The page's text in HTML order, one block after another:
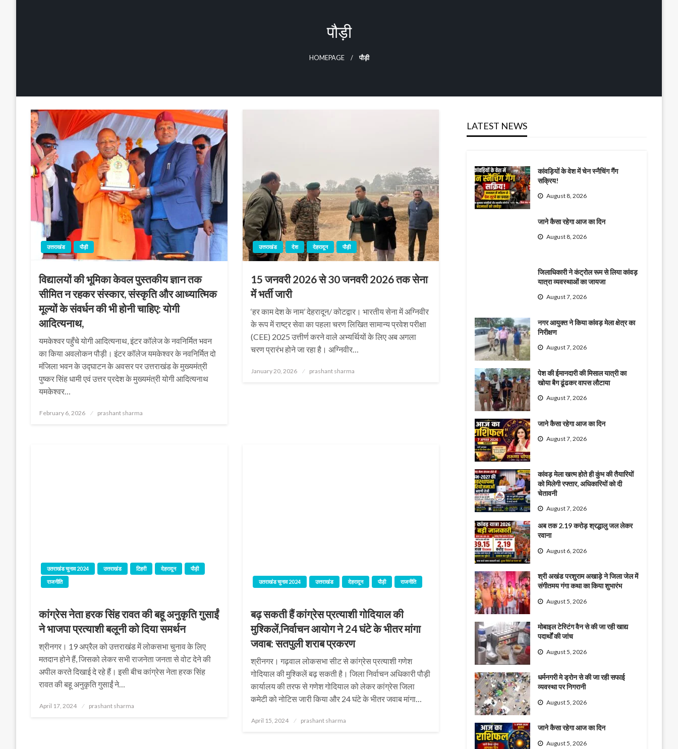
पौड़ी
HOMEPAGE पौड़ी
उत्तराखंड पौड़ी
विद्यालयों की भूमिका केवल पुस्तकीय ज्ञान तक
सीमित न रहकर संस्कार, संस्कृति और आध्यात्मिक
मूल्यों के संवर्धन की भी होनी चाहिए: योगी
आदित्यनाथ,
यमकेश्वर पहुँचे योगी आदित्यनाथ, इंटर कॉलेज के नवनिर्मित भवन
का किया अवलोकन पौड़ी। इंटर कॉलेज यमकेश्वर के नवनिर्मित दो
मंजिला भवन के उद्घाटन के अवसर पर उत्तराखंड के मुख्यमंत्री
पुष्कर सिंह धामी एवं उत्तर प्रदेश के मुख्यमंत्री योगी आदित्यनाथ
यमकेश्वर…
Posted
February 6, 2026 prashant sharma
उत्तराखंड देश देहरादून पौड़ी
15 जनवरी 2026 से 30 जनवरी 2026 तक सेना
में भर्ती जारी
‘हर काम देश के नाम’ देहरादून/ कोटद्वार। भारतीय सेना में अग्निवीर
के रूप में राष्ट्र सेवा का पहला चरण लिखित सामान्य प्रवेश परीक्षा
(CEE) 2025 उत्तीर्ण करने वाले अभ्यर्थियों के लिए अब अगला
चरण प्रारंभ होने जा रहा है। अग्निवीर…
Posted
January 20, 2026 prashant sharma
उतराखंड चुनाव 2024 उत्तराखंड टिहरी देहरादून
पौड़ी
राजनीति
कांग्रेस नेता हरक सिंह रावत की बहू अनुकृति गुसाईं
ने भाजपा प्रत्याशी बलूनी को दिया समर्थन
श्रीनगर। 19 अप्रैल को उत्तराखंड में लोकसभा चुनाव के लिए
मतदान होने हैं, जिसको लेकर सभी राजनेता जनता से वोट देने की
अपील करते दिखाई दे रहे हैं। इसी बीच कांग्रेस नेता हरक सिंह
रावत की बहू अनुकृति गुसाईं ने…
Posted
April 17, 2024 prashant sharma
उतराखंड चुनाव 2024 उत्तराखंड देहरादून पौड़ी राजनीति
बढ़ सकती हैं कांग्रेस प्रत्याशी गोदियाल की
मुश्किलें,निर्वाचन आयोग ने 24 घंटे के भीतर मांगा
जवाब: सतपुली शराब प्रकरण
श्रीनगर। गढ़वाल लोकसभा सीट से कांग्रेस प्रत्याशी गणेश
गोदियाल की मुश्किलें बढ़ सकती है। जिला निर्वाचन अधिकारी पौड़ी
कार्यालय की तरफ से गणेश गोदियाल को लेकर कांग्रेस जिला
कमेटी को नोटिस जारी किया और 24 घंटे के भीतर जवाब मांगा…
Posted
April 15, 2024 prashant sharma
LATEST NEWS
कांवड़ियों के वेश में चेन स्नैचिंग गैंग
सक्रिय!
August 8, 2026
जाने कैसा रहेगा आज का दिन
August 8, 2026
जिलाधिकारी ने कंट्रोल रूम से लिया कांवड़
यात्रा व्यवस्थाओं का जायजा
August 7, 2026
नगर आयुक्त ने किया कांवड़ मेला क्षेत्र का
निरीक्षण
August 7, 2026
पेश की ईमानदारी की मिसाल यात्री का
खोया बैग ढूंढकर वापस लौटाया
August 7, 2026
जाने कैसा रहेगा आज का दिन
August 7, 2026
कांवड़ मेला खत्म होते ही कुंभ की तैयारियों
को मिलेगी रफ्तार, अधिकारियों को दी
चेतावनी
August 7, 2026
अब तक 2.19 करोड़ श्रद्धालु जल लेकर
रवाना
August 6, 2026
श्री अखंड परशुराम अखाड़े ने जिला जेल में
संगीतमय गंगा कथा का किया शुभारंभ
August 5, 2026
मोबाइल टेस्टिंग वैन से की जा रही खाद्य
पदार्थों की जांच
August 5, 2026
धर्मनगरी मे ड्रोन से की जा रही सफाई
व्यवस्था पर निगरानी
August 5, 2026
जाने कैसा रहेगा आज का दिन
August 5, 2026